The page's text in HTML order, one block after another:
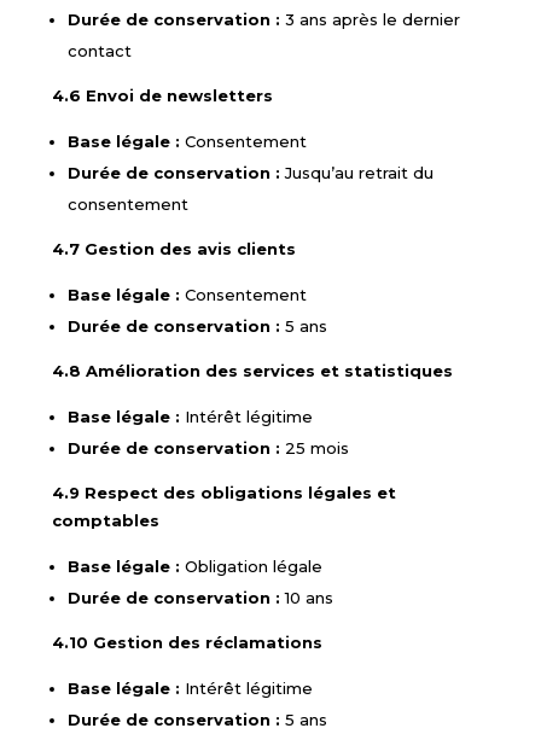
Durée de conservation : 3 ans après le dernier
contact
4.6 Envoi de newsletters
Base légale : Consentement
Durée de conservation : Jusqu’au retrait du
consentement
4.7 Gestion des avis clients
Base légale : Consentement
Durée de conservation : 5 ans
4.8 Amélioration des services et statistiques
Base légale : Intérêt légitime
Durée de conservation : 25 mois
4.9 Respect des obligations légales et
comptables
Base légale : Obligation légale
Durée de conservation : 10 ans
4.10 Gestion des réclamations
Base légale : Intérêt légitime
Durée de conservation : 5 ans